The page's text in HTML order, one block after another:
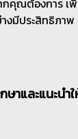
างมีประสิทธิภา
าและแนะนำใ